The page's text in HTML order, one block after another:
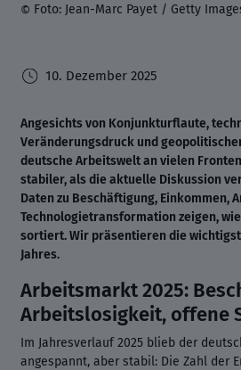
© Foto: Jean-Marc Payet / Getty
10. Dezember 2025
Angesichts von Konjunkturflaute,
Veränderungsdruck und
deutsche Arbeitswelt an vielen
stabiler, als die aktuelle Diskussion
Daten zu Beschäftigung, Einkommen,
Technologietransformation zeigen,
sortiert. Wir präsentieren die
Jahres.
Arbeitsmarkt 2025:
Arbeitslosigkeit, offene
Im Jahresverlauf 2025 blieb der
angespannt, aber stabil: Die Zahl der